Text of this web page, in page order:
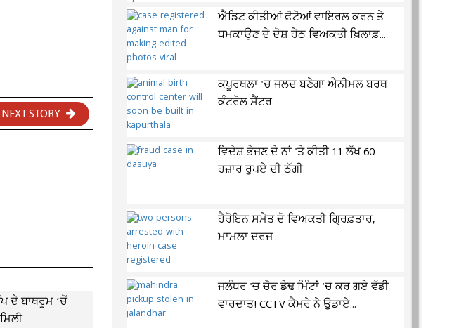
NEXT STORY
ਦੇ ਬਾਥਰੂਮ ’ਚੋਂ
ਐਡਿਟ ਕੀਤੀਆਂ ਫ਼ੋਟੋਆਂ ਵਾਇਰਲ ਕਰਨ ਤੇ
ਧਮਕਾਉਣ ਦੇ ਦੋਸ਼ ਹੇਠ ਵਿਅਕਤੀ ਖ਼ਿਲਾਫ਼...
ਕਪੂਰਥਲਾ 'ਚ ਜਲਦ ਬਣੇਗਾ ਐਨੀਮਲ ਬਰਥ
ਕੰਟਰੋਲ ਸੈਂਟਰ
ਵਿਦੇਸ਼ ਭੇਜਣ ਦੇ ਨਾਂ 'ਤੇ ਕੀਤੀ 11 ਲੱਖ 60
ਹਜ਼ਾਰ ਰੁਪਏ ਦੀ ਠੱਗੀ
ਹੈਰੋਇਨ ਸਮੇਤ ਦੋ ਵਿਅਕਤੀ ਗ੍ਰਿਫ਼ਤਾਰ,
ਮਾਮਲਾ ਦਰਜ
ਜਲੰਧਰ 'ਚ ਚੋਰ ਡੇਢ ਮਿੰਟਾਂ 'ਚ ਕਰ ਗਏ ਵੱਡੀ
ਵਾਰਦਾਤ! CCTV ਕੈਮਰੇ ਨੇ ਉਡਾਏ...